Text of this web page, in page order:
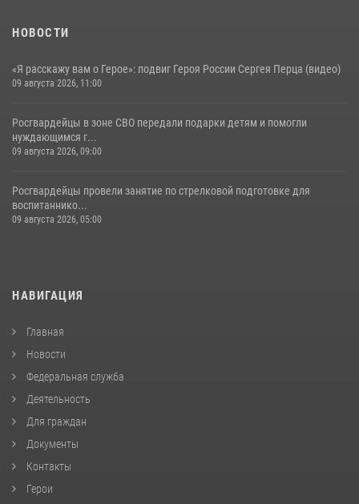
НОВОСТИ
«Я расскажу вам о Герое»: подвиг Героя России Сергея Перца (видео)
09 августа 2026, 11:00
Росгвардейцы в зоне СВО передали подарки детям и помогли
нуждающимся г...
09 августа 2026, 09:00
Росгвардейцы провели занятие по стрелковой подготовке для
воспитаннико...
09 августа 2026, 05:00
НАВИГАЦИЯ
Главная
Новости
Федеральная служба
Деятельность
Для граждан
Документы
Контакты
Герои